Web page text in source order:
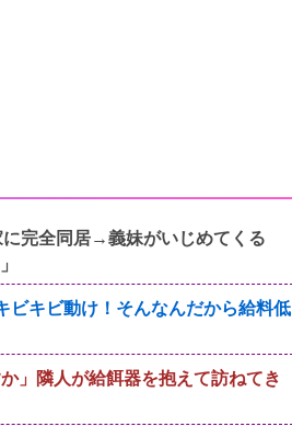
完全同居→義妹がいじめてくる
ビキビ動け！そんなんだから給料低
」隣人が給餌器を抱えて訪ねてき